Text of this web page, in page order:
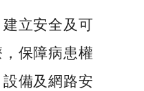
立安全及可
保障病患權
備及網路安